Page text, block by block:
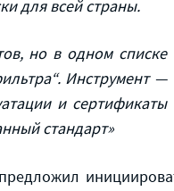
для всей страны.
но в одном списке
Инструмент —
и сертификаты
стандарт»